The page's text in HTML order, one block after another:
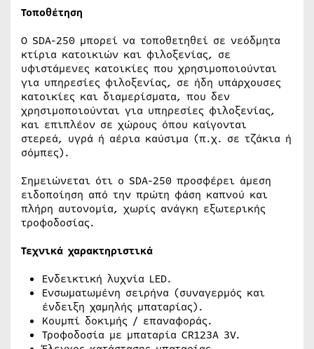
Τοποθέτηση
Ο SDA-250 μπορεί να τοποθετηθεί σε νεόδμητα
κτίρια κατοικιών και φιλοξενίας, σε
υφιστάμενες κατοικίες που χρησιμοποιούνται
για υπηρεσίες φιλοξενίας, σε ήδη υπάρχουσες
κατοικίες και διαμερίσματα, που δεν
χρησιμοποιούνται για υπηρεσίες φιλοξενίας,
και επιπλέον σε χώρους όπου καίγονται
στερεά, υγρά ή αέρια καύσιμα (π.χ. σε τζάκια ή
σόμπες).
Σημειώνεται ότι ο SDA-250 προσφέρει άμεση
ειδοποίηση από την πρώτη φάση καπνού και
πλήρη αυτονομία, χωρίς ανάγκη εξωτερικής
τροφοδοσίας.
Τεχνικά χαρακτηριστικά
Ενδεικτική λυχνία LED.
Ενσωματωμένη σειρήνα (συναγερμός και
ένδειξη χαμηλής μπαταρίας).
Κουμπί δοκιμής / επαναφοράς.
Τροφοδοσία με μπαταρία CR123A 3V.